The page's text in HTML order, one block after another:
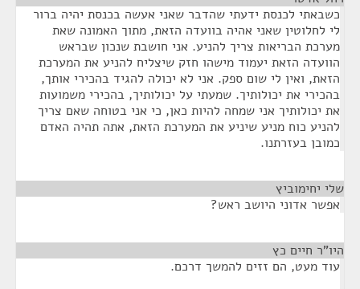
כשבאתי לכנסת ידעתי שהדבר שאני אעשה בכנסת יהיה ברור
לי לחלוטין שאני אהיה בוועדה הזאת, מתוך האמונה שאת
מערכת הבריאות צריך להניע. אני חושבת שנכון שבראש
הוועדה הזאת יעמוד מישהו חזק שיצליח להניע את המערכת
הזאת, ואין לי שום ספק. אני לא יכולה להגיד בהכירי אותך,
בהכירי את יכולותיך. שמעתי על יכולותיך, בהכירי משמועות
את יכולותיך אני שמחה להיות כאן, כי אני בטוחה שאם צריך
להניע כוח מניע שיניע את המערכת הזאת, אתה תהיה האדם
כמובן בעזרתנו.
שלי יחימוביץ
אפשר אדוני היושב ראש?
היו"ר חיים כץ
עוד מעט, הם זזים להמשך דרכם.